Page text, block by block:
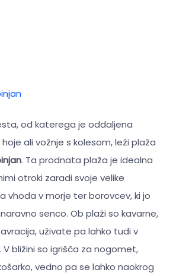
od katerega je oddaljena
ali vožnje s kolesom, leži plaža
. Ta prodnata plaža je idealna
otroki zaradi svoje velike
vhoda v morje ter borovcev, ki jo
senco. Ob plaži so kavarne,
uživate pa lahko tudi v
bližini so igrišča za nogomet,
vedno pa se lahko naokrog